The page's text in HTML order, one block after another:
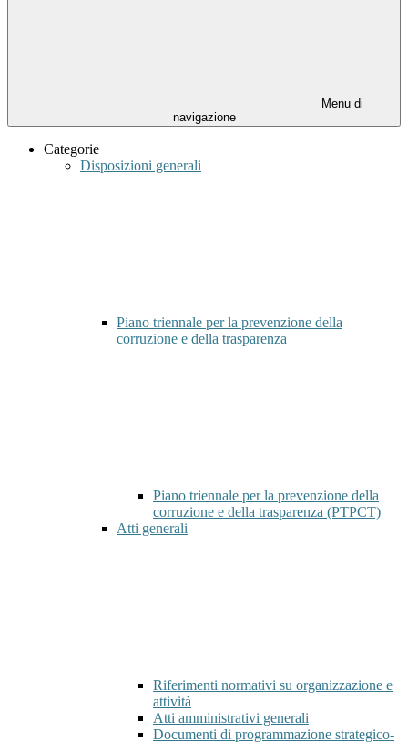
Menu di
navigazione
Categorie
Disposizioni generali
Piano triennale per la prevenzione della
corruzione e della trasparenza
Piano triennale per la prevenzione della
corruzione e della trasparenza (PTPCT)
Atti generali
Riferimenti normativi su organizzazione e
attività
Atti amministrativi generali
Documenti di programmazione strategico-